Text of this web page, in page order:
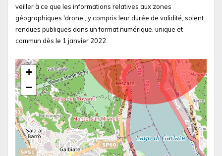
veiller à ce que les informations relatives aux zones
géographiques 'drone', y compris leur durée de validité, soient
rendues publiques dans un format numérique, unique et
commun dès le 1 janvier 2022.